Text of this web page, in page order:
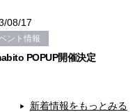
08/17
ント情報
POPUP開催決定
新着情報をもっとみる